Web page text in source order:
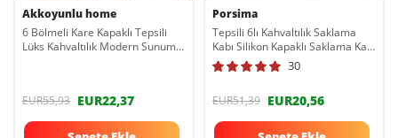
Akkoyunlu home
6 Bölmeli Kare Kapaklı Tepsili
Lüks Kahvaltılık Modern Sunum
EUR55,93 EUR22,37
Porsima
Tepsili 6lı Kahvaltılık Saklama
Kabı Silikon Kapaklı Saklama Kabı
Kapaklı Kahvaltılık Seti Vakum
Kapaklı Sızdırmaz Kahvaltılık Seti
30
EUR51,39 EUR20,56